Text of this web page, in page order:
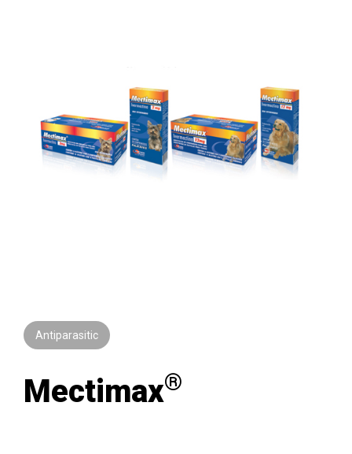
Antiparasitic
Mectimax®